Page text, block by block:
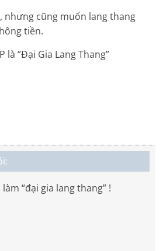
nhưng cũng muốn lang thang
tiền.
là “Đại Gia Lang Thang”
“đại gia lang thang” !